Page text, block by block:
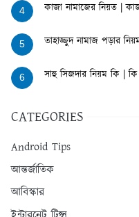
4 কাজা নামাজের নিয়ত |
5 তাহাজ্জুদ নামাজ পড়ার
6 সাহু সিজদার নিয়ম কি |
CATEGORIES
Android Tips
আন্তর্জাতিক
আবিস্কার